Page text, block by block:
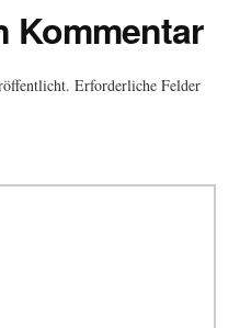
Kommentar
Erforderliche Felder